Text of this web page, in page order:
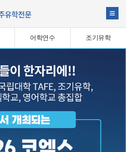
어학연수 조기유학